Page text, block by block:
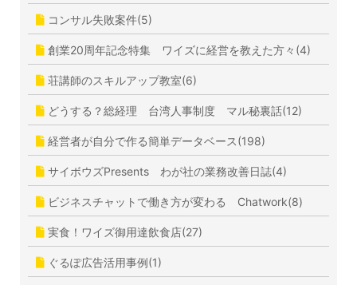
コンサル失敗案件(5)
創業20周年記念特集 ワイズに経営を教えた方々(4)
荘講師のスキルアップ教室(6)
どうする？総経理 台湾人事制度 マル秘裏話(12)
経営者が自分で作る簡単データベース(198)
サイボウズPresents わが社の業務改善日誌(4)
ビジネスチャットで働き方が変わる Chatwork(8)
実食！ワイズ御用達飲食店(27)
ぐるぽ広告活用事例(1)